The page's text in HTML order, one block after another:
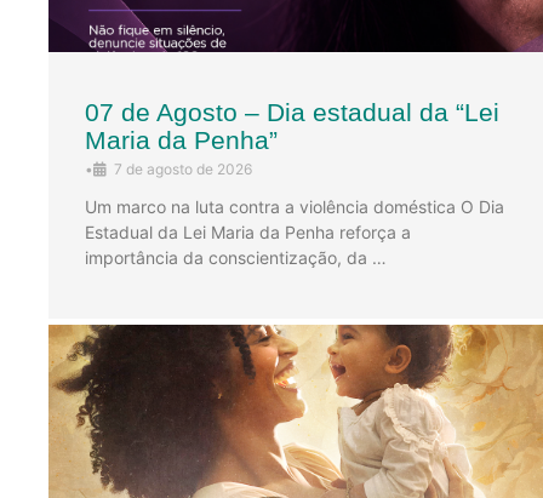
07 de Agosto – Dia estadual da “Lei
Maria da Penha”
• 7 de agosto de 2026
Um marco na luta contra a violência doméstica O Dia
Estadual da Lei Maria da Penha reforça a
importância da conscientização, da …